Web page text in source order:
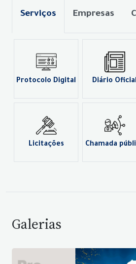
Serviços Empresas
Protocolo Digital Diário Oficial
Licitações Chamada
Galerias